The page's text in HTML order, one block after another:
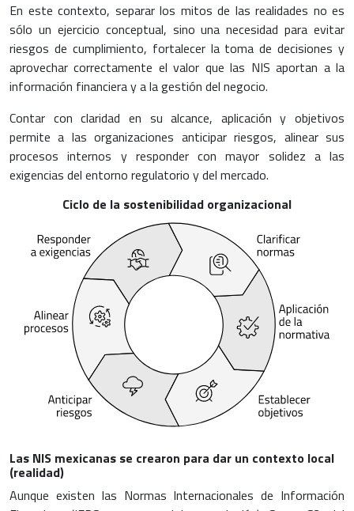
En este contexto, separar los mitos de las realidades no es
sólo un ejercicio conceptual, sino una necesidad para evitar
riesgos de cumplimiento, fortalecer la toma de decisiones y
aprovechar correctamente el valor que las NIS aportan a la
información financiera y a la gestión del negocio.
Contar con claridad en su alcance, aplicación y objetivos
permite a las organizaciones anticipar riesgos, alinear sus
procesos internos y responder con mayor solidez a las
exigencias del entorno regulatorio y del mercado.
Ciclo de la sostenibilidad organizacional
Las NIS mexicanas se crearon para dar un contexto local
(realidad)
Aunque existen las Normas Internacionales de Información